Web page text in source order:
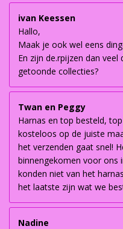
ivan Keessen
Hallo,
Maak je ook wel eens
En zijn de.rpijzen dan
getoonde collecties?
Twan en Peggy
Harnas en top besteld,
kosteloos op de juiste
het verzenden gaat snel!
binnengekomen voor ons
konden niet van het
het laatste zijn wat we
Nadine